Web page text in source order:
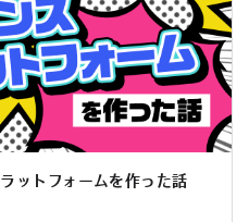
ットフォームを作った話